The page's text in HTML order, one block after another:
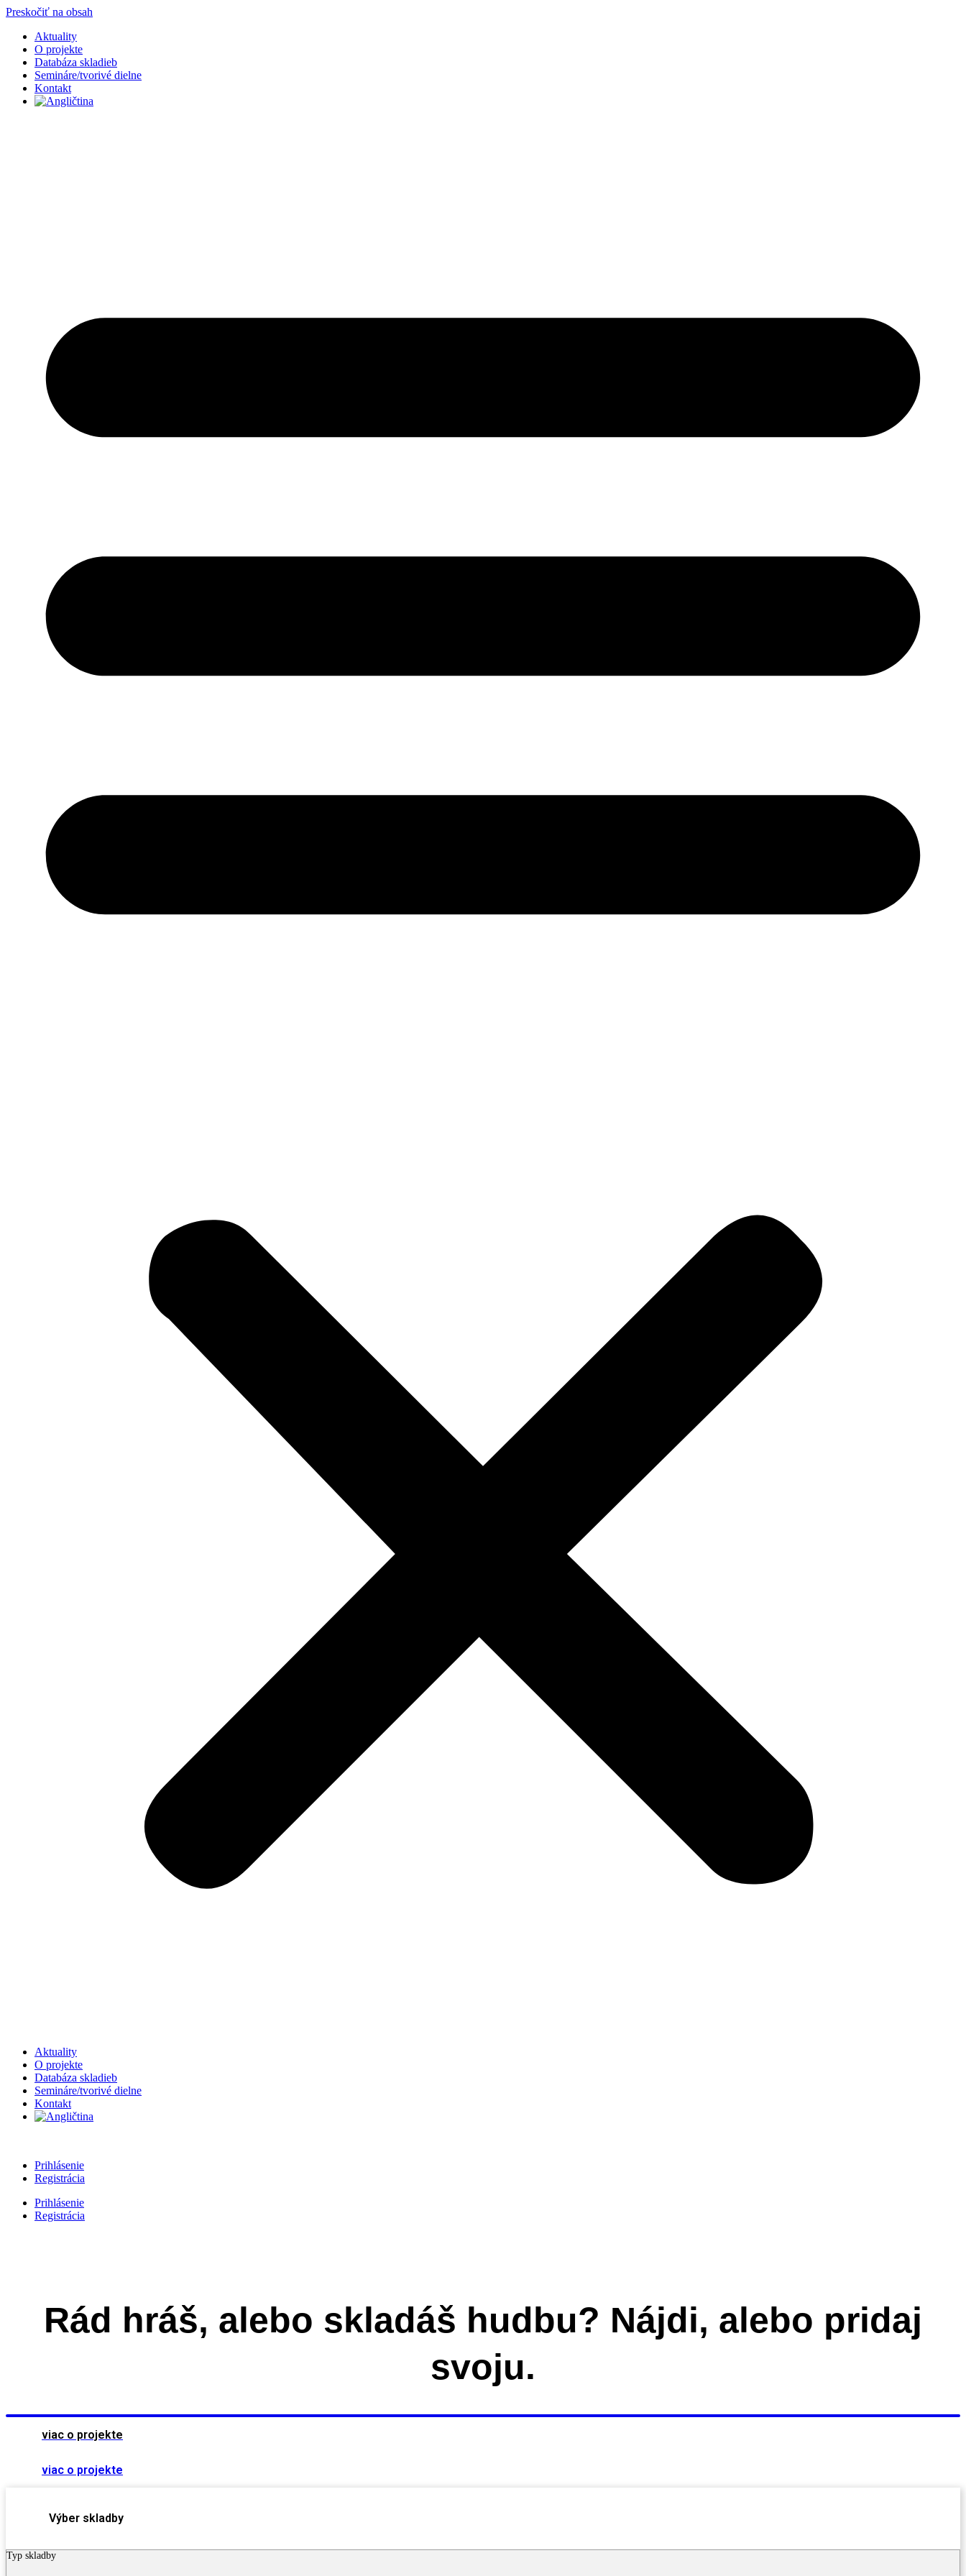
Preskočiť na obsah
Aktuality
O projekte
Databáza skladieb
Semináre/tvorivé dielne
Kontakt
Aktuality
O projekte
Databáza skladieb
Semináre/tvorivé dielne
Kontakt
Prihlásenie
Registrácia
Prihlásenie
Registrácia
Rád hráš, alebo skladáš hudbu? Nájdi, alebo pridaj
svoju.
viac o projekte
viac o projekte
Výber skladby
Typ skladby